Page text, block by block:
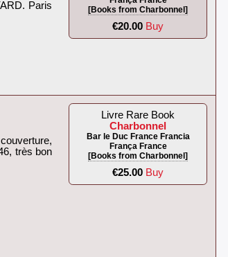
Paris
[Books from Charbonnel]
€20.00 Buy
très bon
Livre Rare Book
Charbonnel
Bar le Duc France Francia
França France
[Books from Charbonnel]
€25.00 Buy